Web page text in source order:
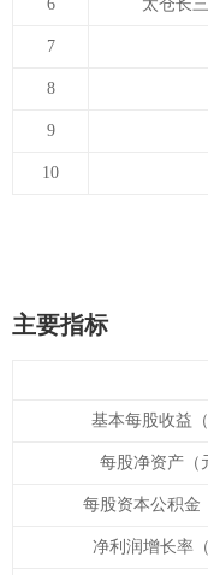
6 太仓长
7
8
9
10
主要指标
基本每股收益（
每股净资产（
每股资本公积金
净利润增长率（